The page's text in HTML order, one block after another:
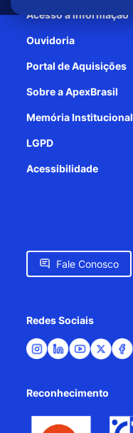
Acesso à informação
Ouvidoria
Portal de Aquisições
Sobre a ApexBrasil
Memória Institucional
LGPD
Acessibilidade
Fale Conosco
Redes Sociais
Reconhecimento